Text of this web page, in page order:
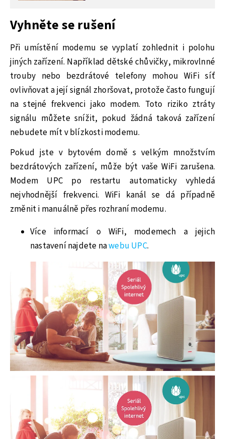
Vyhněte se rušení
Při umístění modemu se vyplatí zohlednit i polohu
jiných zařízení. Například dětské chůvičky, mikrovlnné
trouby nebo bezdrátové telefony mohou WiFi síť
ovlivňovat a její signál zhoršovat, protože často fungují
na stejné frekvenci jako modem. Toto riziko ztráty
signálu můžete snížit, pokud žádná taková zařízení
nebudete mít v blízkosti modemu.
Pokud jste v bytovém domě s velkým množstvím
bezdrátových zařízení, může být vaše WiFi zarušena.
Modem UPC po restartu automaticky vyhledá
nejvhodnější frekvenci. WiFi kanál se dá případně
změnit i manuálně přes rozhraní modemu.
Více informací o WiFi, modemech a jejich
nastavení najdete nawebu UPC.